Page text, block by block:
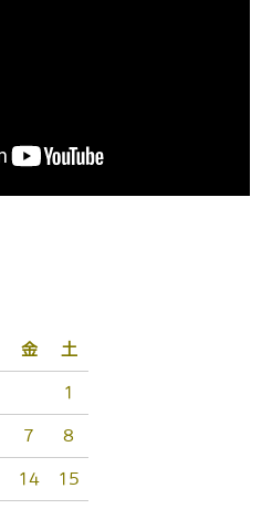
金 土
1
7 8
14 15